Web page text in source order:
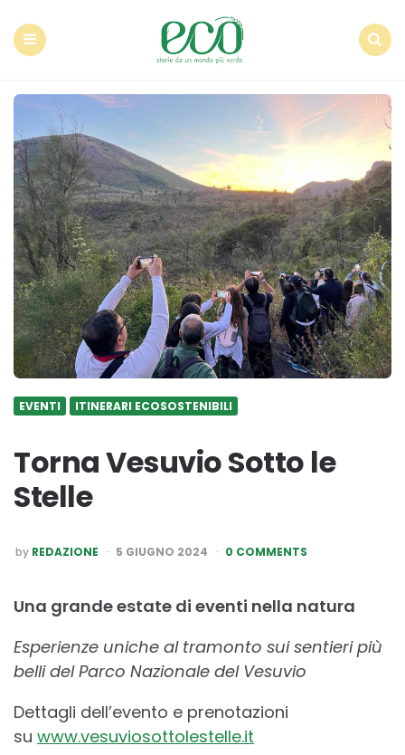
EVENTI ITINERARI ECOSOSTENIBILI
Torna Vesuvio Sotto le
Stelle
POSTED
BY
by REDAZIONE 5 GIUGNO 2024 0 COMMENTS
Una grande estate di eventi nella natura
Esperienze uniche al tramonto sui sentieri più
belli del Parco Nazionale del Vesuvio
Dettagli dell’evento e prenotazioni
su www.vesuviosottolestelle.it